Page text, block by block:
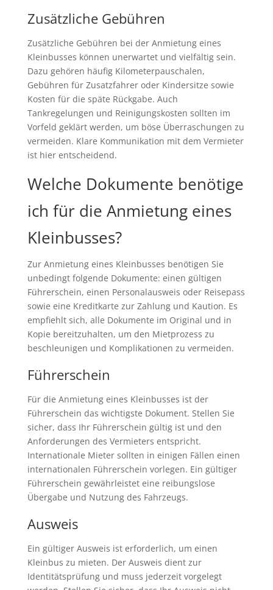
Zusätzliche Gebühren
Zusätzliche Gebühren bei der Anmietung eines
Kleinbusses können unerwartet und vielfältig sein.
Dazu gehören häufig Kilometerpauschalen,
Gebühren für Zusatzfahrer oder Kindersitze sowie
Kosten für die späte Rückgabe. Auch
Tankregelungen und Reinigungskosten sollten im
Vorfeld geklärt werden, um böse Überraschungen zu
vermeiden. Klare Kommunikation mit dem Vermieter
ist hier entscheidend.
Welche Dokumente benötige
ich für die Anmietung eines
Kleinbusses?
Zur Anmietung eines Kleinbusses benötigen Sie
unbedingt folgende Dokumente: einen gültigen
Führerschein, einen Personalausweis oder Reisepass
sowie eine Kreditkarte zur Zahlung und Kaution. Es
empfiehlt sich, alle Dokumente im Original und in
Kopie bereitzuhalten, um den Mietprozess zu
beschleunigen und Komplikationen zu vermeiden.
Führerschein
Für die Anmietung eines Kleinbusses ist der
Führerschein das wichtigste Dokument. Stellen Sie
sicher, dass Ihr Führerschein gültig ist und den
Anforderungen des Vermieters entspricht.
Internationale Mieter sollten in einigen Fällen einen
internationalen Führerschein vorlegen. Ein gültiger
Führerschein gewährleistet eine reibungslose
Übergabe und Nutzung des Fahrzeugs.
Ausweis
Ein gültiger Ausweis ist erforderlich, um einen
Kleinbus zu mieten. Der Ausweis dient zur
Identitätsprüfung und muss jederzeit vorgelegt